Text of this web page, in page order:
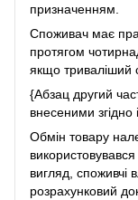
призначенням.
Споживач має
протягом
якщо триваліший
{Абзац другий
внесеними
Обмін товару
вигляд, споживчі
розрахунковий